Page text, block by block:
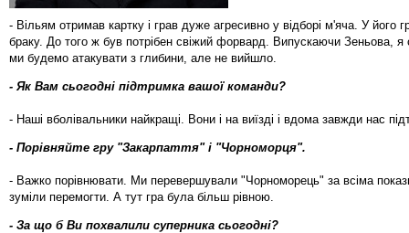
- Вільям отримав картку і грав дуже агресивно у відборі м'яча. У його
браку. До того ж був потрібен свіжий форвард. Випускаючи Зеньова, я
ми будемо атакувати з глибини, але не вийшло.
- Як Вам сьогодні підтримка вашої команди?
- Наші вболівальники найкращі. Вони і на виїзді і вдома завжди нас
- Порівняйте гру "Закарпаття" і "Чорноморця".
- Важко порівнювати. Ми перевершували "Чорноморець" за всіма
зуміли перемогти. А тут гра була більш рівною.
- За що б Ви похвалили суперника сьогодні?